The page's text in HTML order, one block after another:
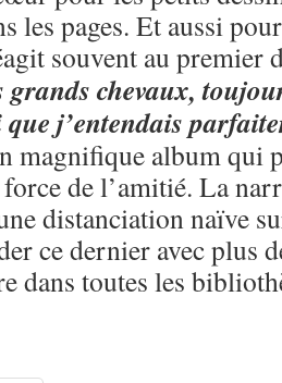
les pages. Et aussi
souvent au premier
grands chevaux,
que j’entendais
magnifique album qui
force de l’amitié. La
distanciation naïve
ce dernier avec plus
dans toutes les